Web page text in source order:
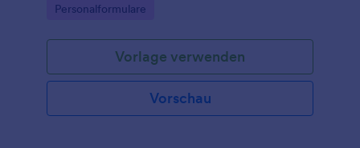
Nachverfolgung.
Go to Category:
Personalformulare
Vorlage verwenden
Vorschau